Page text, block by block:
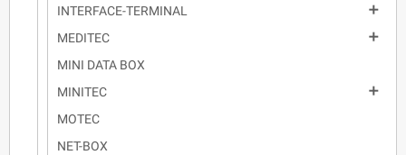
INTERFACE-TERMINAL

MEDITEC

MINI DATA BOX
MINITEC

MOTEC
NET-BOX